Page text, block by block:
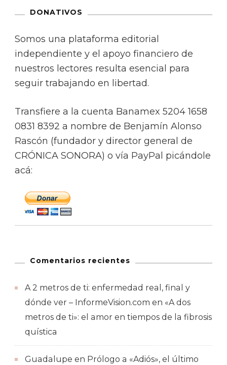
DONATIVOS
Somos una plataforma editorial
independiente y el apoyo financiero de
nuestros lectores resulta esencial para
seguir trabajando en libertad.
Transfiere a la cuenta Banamex 5204 1658
0831 8392 a nombre de Benjamín Alonso
Rascón (fundador y director general de
CRÓNICA SONORA) o vía PayPal picándole
acá:
Comentarios recientes
A 2 metros de ti: enfermedad real, final y
dónde ver – InformeVision.com en «A dos
metros de ti»: el amor en tiempos de la fibrosis
quística
Guadalupe en Prólogo a «Adiós», el último